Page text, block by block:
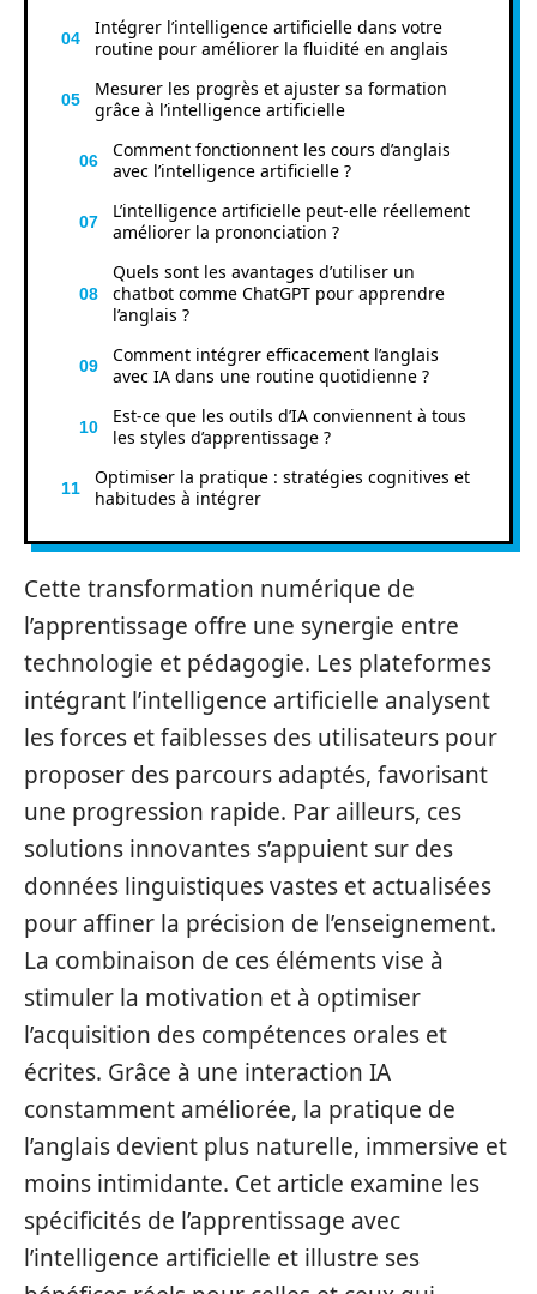
Intégrer l’intelligence artificielle dans votre
routine pour améliorer la fluidité en anglais
Mesurer les progrès et ajuster sa formation
grâce à l’intelligence artificielle
Comment fonctionnent les cours d’anglais
avec l’intelligence artificielle ?
L’intelligence artificielle peut-elle réellement
améliorer la prononciation ?
Quels sont les avantages d’utiliser un
chatbot comme ChatGPT pour apprendre
l’anglais ?
Comment intégrer efficacement l’anglais
avec IA dans une routine quotidienne ?
Est-ce que les outils d’IA conviennent à tous
les styles d’apprentissage ?
Optimiser la pratique : stratégies cognitives et
habitudes à intégrer
Cette transformation numérique de
l’apprentissage offre une synergie entre
technologie et pédagogie. Les plateformes
intégrant l’intelligence artificielle analysent
les forces et faiblesses des utilisateurs pour
proposer des parcours adaptés, favorisant
une progression rapide. Par ailleurs, ces
solutions innovantes s’appuient sur des
données linguistiques vastes et actualisées
pour affiner la précision de l’enseignement.
La combinaison de ces éléments vise à
stimuler la motivation et à optimiser
l’acquisition des compétences orales et
écrites. Grâce à une interaction IA
constamment améliorée, la pratique de
l’anglais devient plus naturelle, immersive et
moins intimidante. Cet article examine les
spécificités de l’apprentissage avec
l’intelligence artificielle et illustre ses